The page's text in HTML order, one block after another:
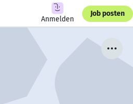
Anmelden
Job posten